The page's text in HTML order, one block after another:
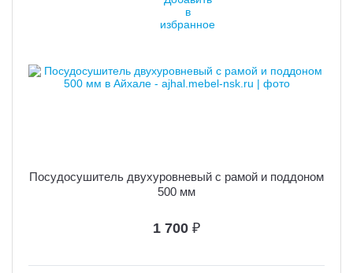
Посудосушитель двухуровневый с рамой и поддоном
500 мм
1 700 ₽